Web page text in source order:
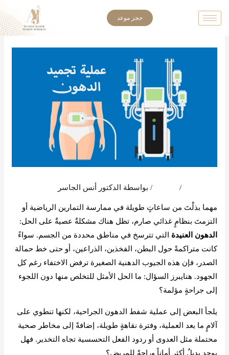
حجز موعد
/ / بواسطة الدكتور أنس الجاسر
مهما بذلْتَ من ساعاتٍ طويلة في ممارسة التمارين الرياضية أو
التزمتَ بنظامٍ غذائي صارم، تظل هناك مشكلةٌ عصيةٌ على الحل:
الدهون العنيدة التي تترسخ في مناطق محددة من الجسم. سواءً
كانت متراكمةً حول البطن، الفخذين، الذراعين، أو حتى خط حمالة
الصدر، فإن هذه الجيوب الدهنية الصغيرة ترفض الاختفاء رغم كل
الجهود. هنايبرز السؤال: ما الحل الأمثل للتخلص منها دون اللجوء
إلى جراحةٍ مؤلمة؟
يلجأ البعض إلى عملية شفط الدهون الجراحية، لكنها تنطوي على
آلامٍ ما بعد العملية، وفترة نقاهةٍ طويلة، إضافةً إلى مخاطر صحية
محتملة مثل العدوى أو ردود الفعل التحسسية تجاه التخدير. فهل
يوجد بديلٌ أكثر أماناً وراحةً للمريض؟